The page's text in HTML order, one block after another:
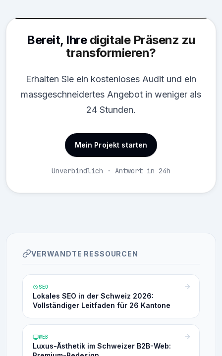
Bereit, Ihre digitale Präsenz zu
transformieren?
Erhalten Sie ein kostenloses Audit und ein
massgeschneidertes Angebot in weniger als
24 Stunden.
Mein Projekt starten
Unverbindlich · Antwort in 24h
VERWANDTE RESSOURCEN
SEO
Lokales SEO in der Schweiz 2026:
Vollständiger Leitfaden für 26 Kantone
WEB
Luxus-Ästhetik im Schweizer B2B-Web: